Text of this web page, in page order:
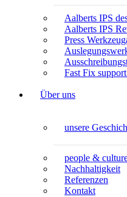
Aalberts IPS
Aalberts IPS
Press
Fast Fix
Über uns
unsere
people &
Nachhaltigkeit
Referenzen
Kontakt